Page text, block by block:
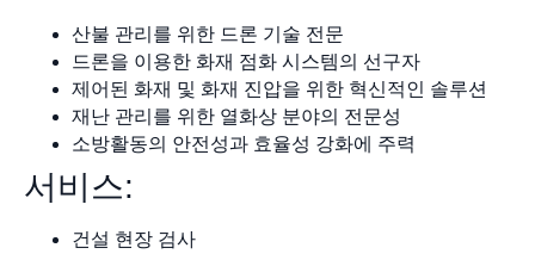
산불 관리를 위한 드론 기술 전문
드론을 이용한 화재 점화 시스템의 선구자
제어된 화재 및 화재 진압을 위한 혁신적인 솔루션
재난 관리를 위한 열화상 분야의 전문성
소방활동의 안전성과 효율성 강화에 주력
서비스:
건설 현장 검사